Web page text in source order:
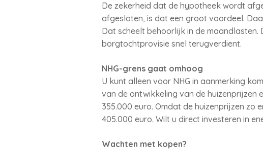
De zekerheid dat de hypotheek wordt
afgesloten, is dat een groot voordeel.
Dat scheelt behoorlijk in de
borgtochtprovisie snel terugverdient.
NHG-grens gaat omhoog
U kunt alleen voor NHG in aanmerking
van de ontwikkeling van de
355.000 euro. Omdat de huizenprijzen zo
405.000 euro. Wilt u direct investeren in
Wachten met kopen?